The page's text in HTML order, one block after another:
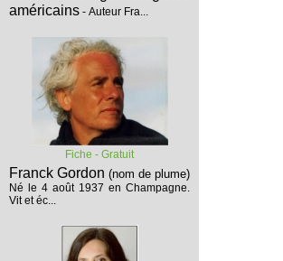
américains - Auteur Fra...
Fiche - Gratuit
Franck Gordon (nom de plume)
Né le 4 août 1937 en Champagne.
Vit et éc...